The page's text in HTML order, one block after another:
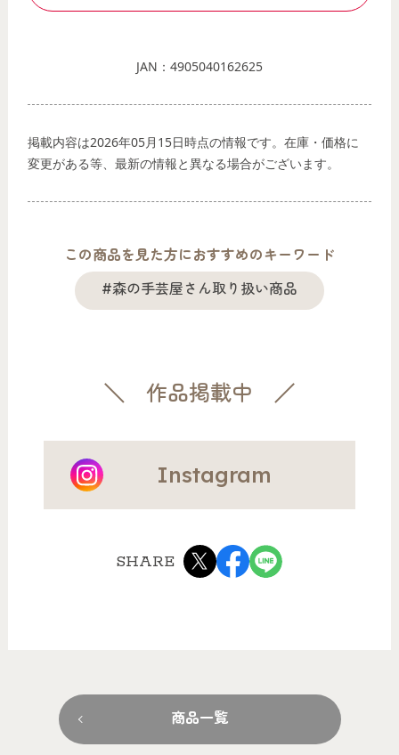
JAN：4905040162625
掲載内容は2026年05月15日時点の情報です。在庫・価格に
変更がある等、最新の情報と異なる場合がございます。
この商品を見た方におすすめのキーワード
#森の手芸屋さん取り扱い商品
作品掲載中
Instagram
SHARE
商品一覧